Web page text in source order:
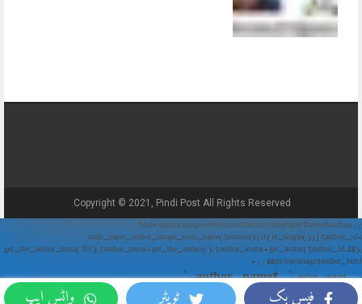
فیس بک ٹویٹر واٹس ایپ
Copyright © 2021, Pindi Post All Rights Reserved.
// Show Author Image with Author Name in UrduPaper Theme function
urdu_paper_author_image_with_name($content) { if (is_single()) { $author_id =
get_the_author_meta('ID'); $author_name = get_the_author(); $author_avatar = get_avatar($author_id, 48);
// 48px size image $author_html = '
' . $author_avatar . '
' . $author_name . '
'; return $author_html . $content; } return $content; } add_filter('the_content',